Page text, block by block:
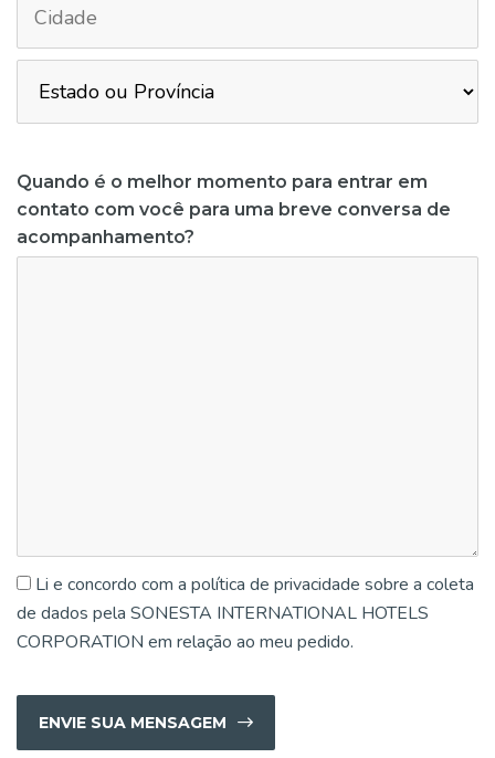
Quando é o melhor momento para entrar em
contato com você para uma breve conversa de
acompanhamento?
Li e concordo com a política de privacidade sobre a coleta
de dados pela SONESTA INTERNATIONAL HOTELS
CORPORATION em relação ao meu pedido.
ENVIE SUA MENSAGEM